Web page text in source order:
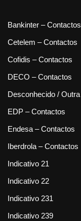
Bankinter – Contactos
Cetelem – Contactos
Cofidis – Contactos
DECO – Contactos
Desconhecido / Outra
EDP – Contactos
Endesa – Contactos
Iberdrola – Contactos
Indicativo 21
Indicativo 22
Indicativo 231
Indicativo 239